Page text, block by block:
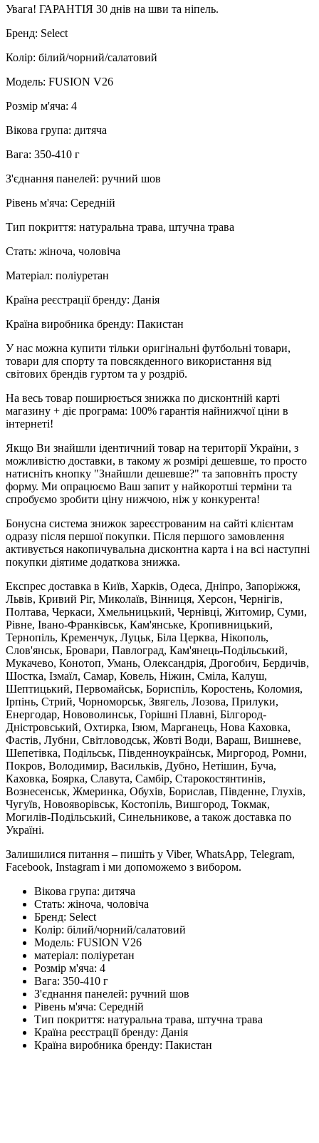
Увага! ГАРАНТІЯ 30 днів на шви та ніпель.
Бренд: Select
Колір: білий/чорний/салатовий
Модель: FUSION V26
Розмір м'яча: 4
Вікова група: дитяча
Вага: 350-410 г
З'єднання панелей: ручний шов
Рівень м'яча: Середній
Тип покриття: натуральна трава, штучна трава
Стать: жіноча, чоловіча
Матеріал: поліуретан
Країна реєстрації бренду: Данія
Країна виробника бренду: Пакистан
У нас можна купити тільки оригінальні футбольні товари,
товари для спорту та повсякденного використання від
світових брендів гуртом та у роздріб.
На весь товар поширюється знижка по дисконтній карті
магазину + діє програма: 100% гарантія найнижчої ціни в
інтернеті!
Якщо Ви знайшли ідентичний товар на території України, з
можливістю доставки, в такому ж розмірі дешевше, то просто
натисніть кнопку "Знайшли дешевше?" та заповніть просту
форму. Ми опрацюємо Ваш запит у найкоротші терміни та
спробуємо зробити ціну нижчою, ніж у конкурента!
Бонусна система знижок зареєстрованим на сайті клієнтам
одразу після першої покупки. Після першого замовлення
активується накопичувальна дисконтна карта і на всі наступні
покупки діятиме додаткова знижка.
Експрес доставка в Київ, Харків, Одеса, Дніпро, Запоріжжя,
Львів, Кривий Ріг, Миколаїв, Вінниця, Херсон, Чернігів,
Полтава, Черкаси, Хмельницький, Чернівці, Житомир, Суми,
Рівне, Івано-Франківськ, Кам'янське, Кропивницький,
Тернопіль, Кременчук, Луцьк, Біла Церква, Нікополь,
Слов'янськ, Бровари, Павлоград, Кам'янець-Подільський,
Мукачево, Конотоп, Умань, Олександрія, Дрогобич, Бердичів,
Шостка, Ізмаїл, Самар, Ковель, Ніжин, Сміла, Калуш,
Шептицький, Первомайськ, Бориспіль, Коростень, Коломия,
Ірпінь, Стрий, Чорноморськ, Звягель, Лозова, Прилуки,
Енергодар, Нововолинськ, Горішні Плавні, Білгород-
Дністровський, Охтирка, Ізюм, Марганець, Нова Каховка,
Фастів, Лубни, Світловодськ, Жовті Води, Вараш, Вишневе,
Шепетівка, Подільськ, Південноукраїнськ, Миргород, Ромни,
Покров, Володимир, Васильків, Дубно, Нетішин, Буча,
Каховка, Боярка, Славута, Самбір, Старокостянтинів,
Вознесенськ, Жмеринка, Обухів, Борислав, Південне, Глухів,
Чугуїв, Новояворівськ, Костопіль, Вишгород, Токмак,
Могилів-Подільський, Синельникове, а також доставка по
Україні.
Залишилися питання – пишіть у Viber, WhatsApp, Telegram,
Facebook, Instagram і ми допоможемо з вибором.
Вікова група: дитяча
Стать: жіноча, чоловіча
Бренд: Select
Колір: білий/чорний/салатовий
Модель: FUSION V26
матеріал: поліуретан
Розмір м'яча: 4
Вага: 350-410 г
З'єднання панелей: ручний шов
Рівень м'яча: Середній
Тип покриття: натуральна трава, штучна трава
Країна реєстрації бренду: Данія
Країна виробника бренду: Пакистан